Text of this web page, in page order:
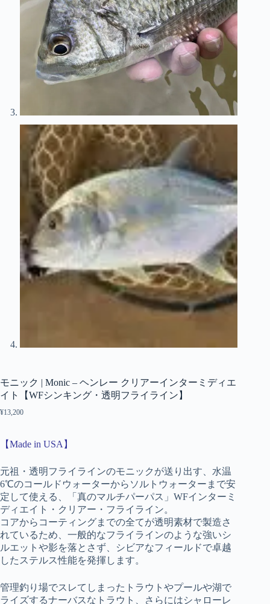
モニック | Monic – ヘンレー クリアーインターミディエ
イト【WFシンキング・透明フライライン】
¥13,200
【Made in USA】
元祖・透明フライラインのモニックが送り出す、水温
6℃のコールドウォーターからソルトウォーターまで安
定して使える、「真のマルチパーパス」WFインターミ
ディエイト・クリアー・フライライン。
コアからコーティングまでの全てが透明素材で製造さ
れているため、一般的なフライラインのような強いシ
ルエットや影を落とさず、シビアなフィールドで卓越
したステルス性能を発揮します。
管理釣り場でスレてしまったトラウトやプールや湖で
ライズするナーバスなトラウト、さらにはシャローレ